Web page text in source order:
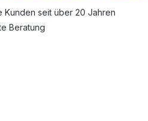
Kunden seit über 20 Jahren
Beratung